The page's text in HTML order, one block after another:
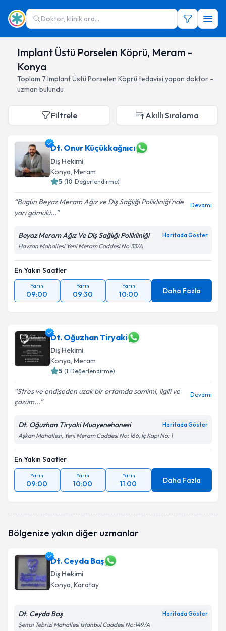
Doktor, klinik ara...
Implant Üstü Porselen Köprü, Meram -
Konya
Toplam 7 Implant Üstü Porselen Köprü tedavisi yapan doktor -
uzman bulundu
Filtrele Akıllı Sıralama
Dt. Onur Küçükkağnıcı
Diş Hekimi
Konya, Meram
5 (10 Değerlendirme)
Bugün Beyaz Meram Ağız ve Diş Sağlığı Polikliniği'nde
yarı gömülü...
Devamı
Beyaz Meram Ağız Ve Diş Sağlığı Polikliniği Haritada Göster
Havzan Mahallesi Yeni Meram Caddesi No:33/A
En Yakın Saatler
Yarın
09:00
Yarın
09:30
Yarın
10:00 Daha Fazla
Dt. Oğuzhan Tiryaki
Diş Hekimi
Konya, Meram
5 (1 Değerlendirme)
Stres ve endişeden uzak bir ortamda samimi, ilgili ve
çözüm...
Devamı
Dt. Oğuzhan Tiryaki Muayenehanesi Haritada Göster
Aşkan Mahallesi, Yeni Meram Caddesi No: 166, İç Kapı No: 1
En Yakın Saatler
Yarın
09:00
Yarın
10:00
Yarın
11:00 Daha Fazla
Bölgenize yakın diğer uzmanlar
Dt. Ceyda Baş
Diş Hekimi
Konya, Karatay
Dt. Ceyda Baş Haritada Göster
Şemsi Tebrizi Mahallesi İstanbul Caddesi No:149/A